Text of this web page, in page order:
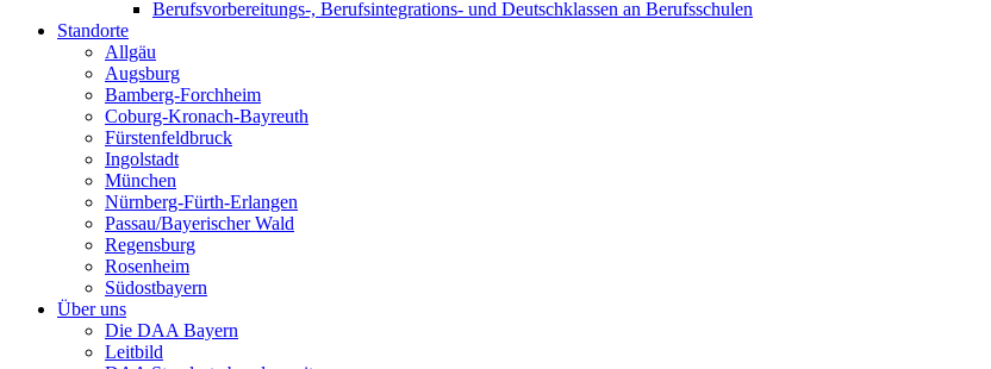
Berufsvorbereitungs-, Berufsintegrations- und Deutschklassen an Berufsschulen
Standorte
Allgäu
Augsburg
Bamberg-Forchheim
Coburg-Kronach-Bayreuth
Fürstenfeldbruck
Ingolstadt
München
Nürnberg-Fürth-Erlangen
Passau/Bayerischer Wald
Regensburg
Rosenheim
Südostbayern
Über uns
Die DAA Bayern
Leitbild